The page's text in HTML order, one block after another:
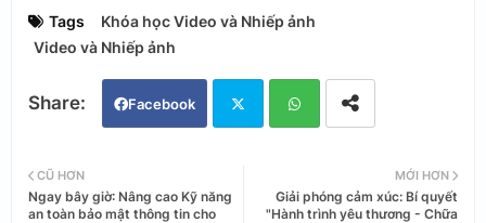
Tags
Khóa học Video và Nhiếp ảnh
Video và Nhiếp ảnh
Facebook
tter ats
MỚI HƠN
Giải phóng cảm xúc: Bí quyết
"Hành trình yêu thương - Chữa
CŨ HƠN
Ngay bây giờ: Nâng cao Kỹ năng
an toàn bảo mật thông tin cho